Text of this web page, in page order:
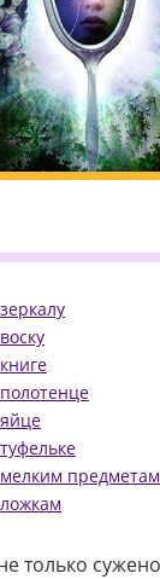
предметам
только